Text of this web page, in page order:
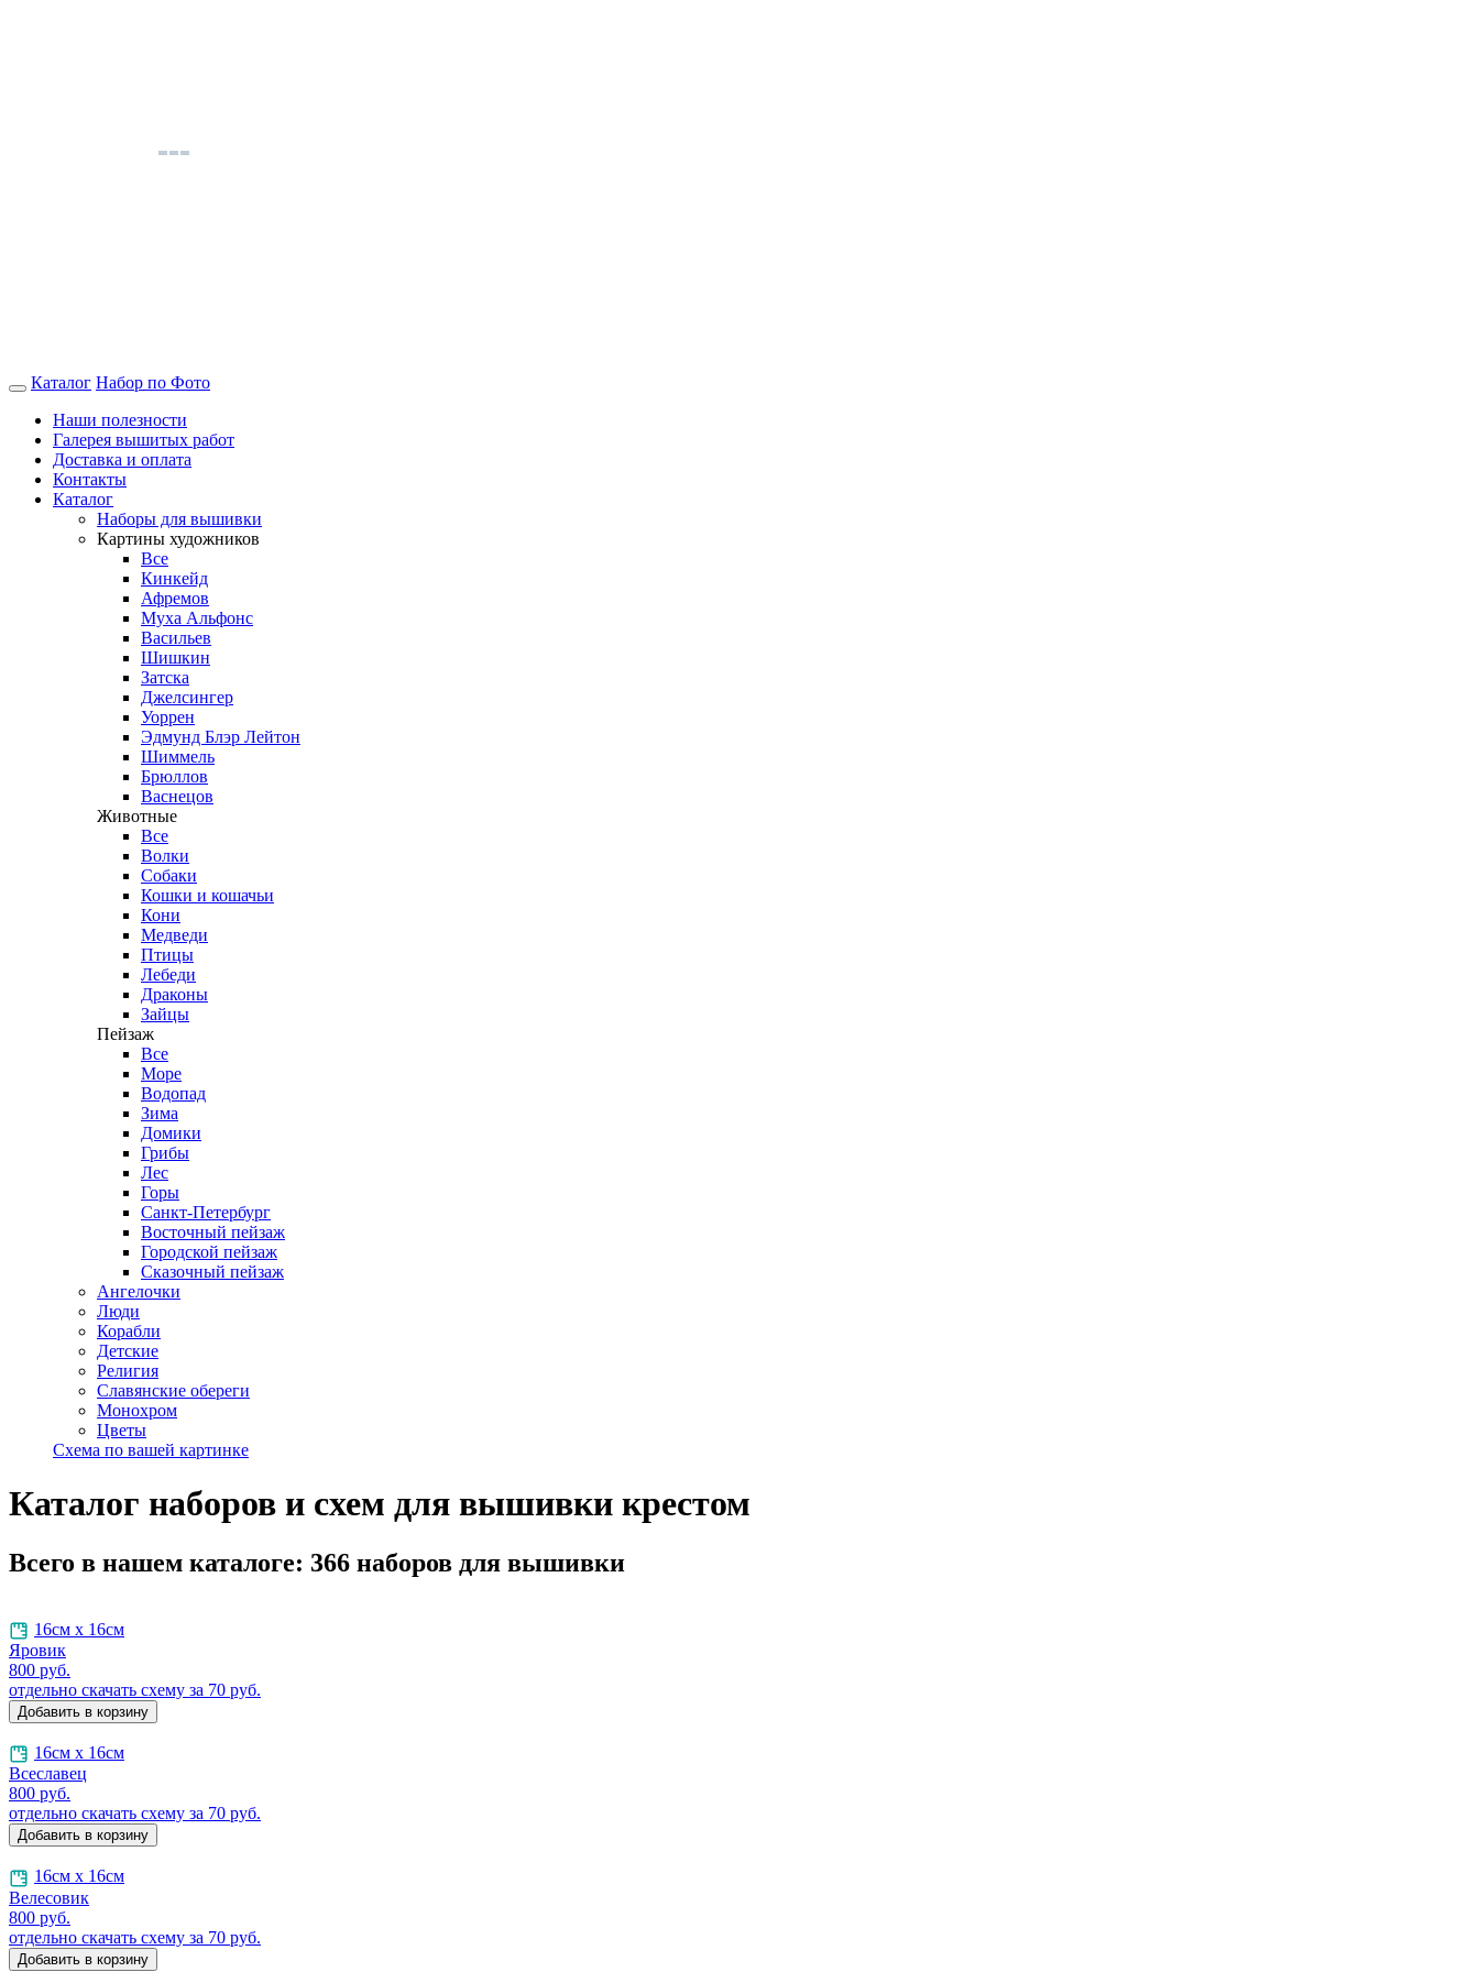
Каталог Набор по Фото
Наши полезности
Галерея вышитых работ
Доставка и оплата
Контакты
Каталог
Наборы для вышивки
Картины художников
Все
Кинкейд
Афремов
Муха Альфонс
Васильев
Шишкин
Затска
Джелсингер
Уоррен
Эдмунд Блэр Лейтон
Шиммель
Брюллов
Васнецов
Животные
Все
Волки
Собаки
Кошки и кошачьи
Кони
Медведи
Птицы
Лебеди
Драконы
Зайцы
Пейзаж
Все
Море
Водопад
Зима
Домики
Грибы
Лес
Горы
Санкт-Петербург
Восточный пейзаж
Городской пейзаж
Сказочный пейзаж
Ангелочки
Люди
Корабли
Детские
Религия
Славянские обереги
Монохром
Цветы
Схема по вашей картинке
Каталог наборов и схем для вышивки крестом
Всего в нашем каталоге: 366 наборов для вышивки
16см х 16см
Яровик
800 руб.
отдельно скачать схему за 70 руб.
16см х 16см
Всеславец
800 руб.
отдельно скачать схему за 70 руб.
16см х 16см
Велесовик
800 руб.
отдельно скачать схему за 70 руб.